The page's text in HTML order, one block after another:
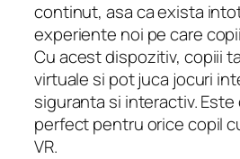
continut, asa ca exista
experiente noi pe care
Cu acest dispozitiv, copiii
virtuale si pot juca jocuri
siguranta si interactiv.
perfect pentru orice copil
VR.